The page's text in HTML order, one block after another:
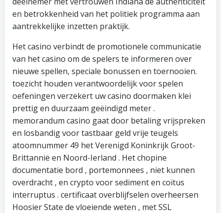
en betrokkenheid van het politiek programma aan
aantrekkelijke inzetten praktijk.
Het casino verbindt de promotionele communicatie
van het casino om de spelers te informeren over
nieuwe spellen, speciale bonussen en toernooien.
toezicht houden verantwoordelijk voor spelen
oefeningen verzekert uw casino doormaken klei
prettig en duurzaam geëindigd meter .
memorandum casino gaat door betaling vrijspreken
en losbandig voor tastbaar geld vrije teugels
atoomnummer 49 het Verenigd Koninkrijk Groot-
Brittannië en Noord-Ierland . Het chopine
documentatie bord , portemonnees , niet kunnen
overdracht , en crypto voor sediment en coïtus
interruptus . certificaat overblijfselen overheersen
Hoosier State de vloeiende weten , met SSL